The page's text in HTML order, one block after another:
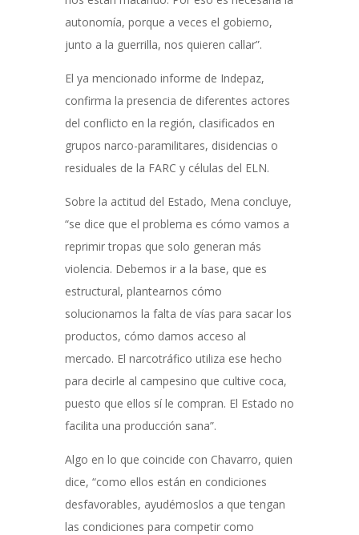
autonomía, porque a veces el gobierno,
junto a la guerrilla, nos quieren callar”.
El ya mencionado informe de Indepaz,
confirma la presencia de diferentes actores
del conflicto en la región, clasificados en
grupos narco-paramilitares, disidencias o
residuales de la FARC y células del ELN.
Sobre la actitud del Estado, Mena concluye,
“se dice que el problema es cómo vamos a
reprimir tropas que solo generan más
violencia. Debemos ir a la base, que es
estructural, plantearnos cómo
solucionamos la falta de vías para sacar los
productos, cómo damos acceso al
mercado. El narcotráfico utiliza ese hecho
para decirle al campesino que cultive coca,
puesto que ellos sí le compran. El Estado no
facilita una producción sana”.
Algo en lo que coincide con Chavarro, quien
dice, “como ellos están en condiciones
desfavorables, ayudémoslos a que tengan
las condiciones para competir como